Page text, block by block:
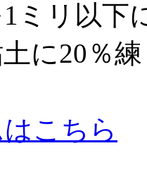
ミリ以下
に20％
こちら